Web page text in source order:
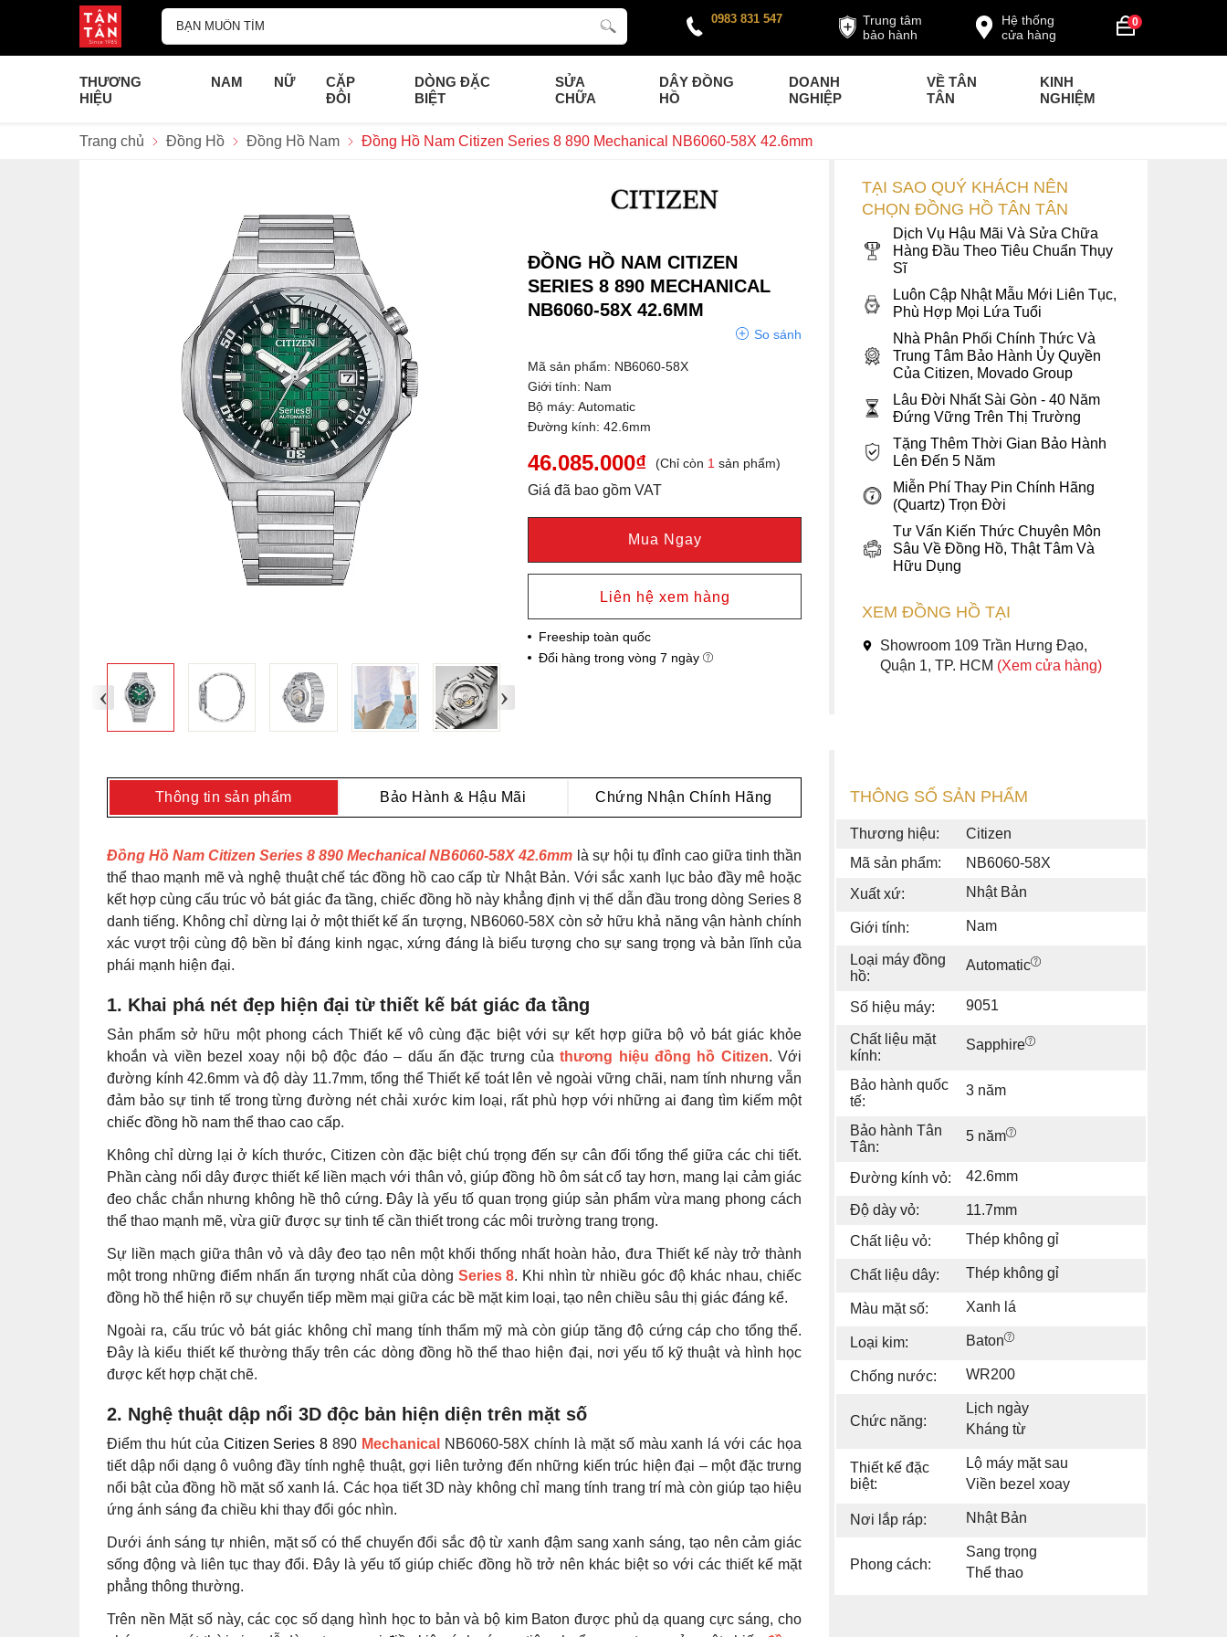
0
Hệ thống
cửa hàng
Trung tâm
bảo hành
0983 831 547
THƯƠNG
HIỆU
NAM NỮ
CẶP
ĐÔI
DÒNG ĐẶC
BIỆT
SỬA
CHỮA
DÂY ĐỒNG
HỒ
DOANH
NGHIỆP
VỀ TÂN
TÂN
KINH
NGHIỆM
Trang chủ Đồng Hồ Đồng Hồ Nam Đồng Hồ Nam Citizen Series 8 890 Mechanical NB6060-58X 42.6mm
‹ ›
ĐỒNG HỒ NAM CITIZEN
SERIES 8 890 MECHANICAL
NB6060-58X 42.6MM
So sánh
Mã sản phẩm: NB6060-58X
Giới tính: Nam
Bộ máy: Automatic
Đường kính: 42.6mm
46.085.000₫ (Chỉ còn 1 sản phẩm)
Giá đã bao gồm VAT
Mua Ngay
Liên hệ xem hàng
Freeship toàn quốc
Đổi hàng trong vòng 7 ngày
TẠI SAO QUÝ KHÁCH NÊN
CHỌN ĐỒNG HỒ TÂN TÂN
Dịch Vụ Hậu Mãi Và Sửa Chữa
Hàng Đầu Theo Tiêu Chuẩn Thụy
Sĩ
Luôn Cập Nhật Mẫu Mới Liên Tục,
Phù Hợp Mọi Lứa Tuổi
Nhà Phân Phối Chính Thức Và
Trung Tâm Bảo Hành Ủy Quyền
Của Citizen, Movado Group
Lâu Đời Nhất Sài Gòn - 40 Năm
Đứng Vững Trên Thị Trường
Tặng Thêm Thời Gian Bảo Hành
Lên Đến 5 Năm
Miễn Phí Thay Pin Chính Hãng
(Quartz) Trọn Đời
Tư Vấn Kiến Thức Chuyên Môn
Sâu Về Đồng Hồ, Thật Tâm Và
Hữu Dụng
XEM ĐỒNG HỒ TẠI
Showroom 109 Trần Hưng Đạo,
Quận 1, TP. HCM (Xem cửa hàng)
Thông tin sản phẩm Bảo Hành & Hậu Mãi Chứng Nhận Chính Hãng
Đồng Hồ Nam Citizen Series 8 890 Mechanical NB6060-58X 42.6mm là sự hội tụ đỉnh cao giữa tinh thần
thể thao mạnh mẽ và nghệ thuật chế tác đồng hồ cao cấp từ Nhật Bản. Với sắc xanh lục bảo đầy mê hoặc
kết hợp cùng cấu trúc vỏ bát giác đa tầng, chiếc đồng hồ này khẳng định vị thế dẫn đầu trong dòng Series 8
danh tiếng. Không chỉ dừng lại ở một thiết kế ấn tượng, NB6060-58X còn sở hữu khả năng vận hành chính
xác vượt trội cùng độ bền bỉ đáng kinh ngạc, xứng đáng là biểu tượng cho sự sang trọng và bản lĩnh của
phái mạnh hiện đại.
1. Khai phá nét đẹp hiện đại từ thiết kế bát giác đa tầng
Sản phẩm sở hữu một phong cách Thiết kế vô cùng đặc biệt với sự kết hợp giữa bộ vỏ bát giác khỏe
khoắn và viền bezel xoay nội bộ độc đáo – dấu ấn đặc trưng củathương hiệu đồng hồ Citizen. Với
đường kính 42.6mm và độ dày 11.7mm, tổng thể Thiết kế toát lên vẻ ngoài vững chãi, nam tính nhưng vẫn
đảm bảo sự tinh tế trong từng đường nét chải xước kim loại, rất phù hợp với những ai đang tìm kiếm một
chiếc đồng hồ nam thể thao cao cấp.
Không chỉ dừng lại ở kích thước, Citizen còn đặc biệt chú trọng đến sự cân đối tổng thể giữa các chi tiết.
Phần càng nối dây được thiết kế liền mạch với thân vỏ, giúp đồng hồ ôm sát cổ tay hơn, mang lại cảm giác
đeo chắc chắn nhưng không hề thô cứng. Đây là yếu tố quan trọng giúp sản phẩm vừa mang phong cách
thể thao mạnh mẽ, vừa giữ được sự tinh tế cần thiết trong các môi trường trang trọng.
Sự liền mạch giữa thân vỏ và dây đeo tạo nên một khối thống nhất hoàn hảo, đưa Thiết kế này trở thành
một trong những điểm nhấn ấn tượng nhất của dòng Series 8. Khi nhìn từ nhiều góc độ khác nhau, chiếc
đồng hồ thể hiện rõ sự chuyển tiếp mềm mại giữa các bề mặt kim loại, tạo nên chiều sâu thị giác đáng kể.
Ngoài ra, cấu trúc vỏ bát giác không chỉ mang tính thẩm mỹ mà còn giúp tăng độ cứng cáp cho tổng thể.
Đây là kiểu thiết kế thường thấy trên các dòng đồng hồ thể thao hiện đại, nơi yếu tố kỹ thuật và hình học
được kết hợp chặt chẽ.
2. Nghệ thuật dập nổi 3D độc bản hiện diện trên mặt số
Điểm thu hút của Citizen Series 8 890 Mechanical
NB6060-58X chính là mặt số màu xanh lá với các họa
tiết dập nổi dạng ô vuông đầy tính nghệ thuật, gợi liên tưởng đến những kiến trúc hiện đại – một đặc trưng
nổi bật của đồng hồ mặt số xanh lá. Các họa tiết 3D này không chỉ mang tính trang trí mà còn giúp tạo hiệu
ứng ánh sáng đa chiều khi thay đổi góc nhìn.
Dưới ánh sáng tự nhiên, mặt số có thể chuyển đổi sắc độ từ xanh đậm sang xanh sáng, tạo nên cảm giác
sống động và liên tục thay đổi. Đây là yếu tố giúp chiếc đồng hồ trở nên khác biệt so với các thiết kế mặt
phẳng thông thường.
Trên nền Mặt số này, các cọc số dạng hình học to bản và bộ kim Baton được phủ dạ quang cực sáng, cho
THÔNG SỐ SẢN PHẨM
Thương hiệu:
Citizen
Mã sản phẩm:
NB6060-58X
Xuất xứ:
Nhật Bản
Giới tính: Nam
Loại máy đồng
hồ:
Automatic
Số hiệu máy: 9051
Chất liệu mặt
kính:
Sapphire
Bảo hành quốc
tế:
3 năm
Bảo hành Tân
Tân:
5 năm
Đường kính vỏ: 42.6mm
Độ dày vỏ:
11.7mm
Chất liệu vỏ:
Thép không gỉ
Chất liệu dây: Thép không gỉ
Màu mặt số: Xanh lá
Loại kim: Baton
Chống nước: WR200
Chức năng:
Lịch ngày
Kháng từ
Thiết kế đặc
biệt:
Lộ máy mặt sau
Viền bezel xoay
Nơi lắp ráp: Nhật Bản
Phong cách:
Sang trọng
Thể thao